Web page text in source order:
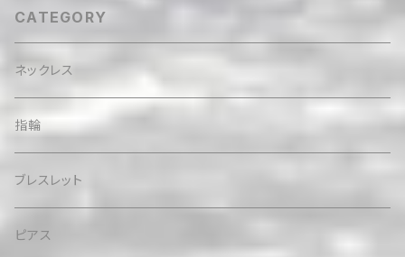
CATEGORY
ネックレス
指輪
ブレスレット
ピアス